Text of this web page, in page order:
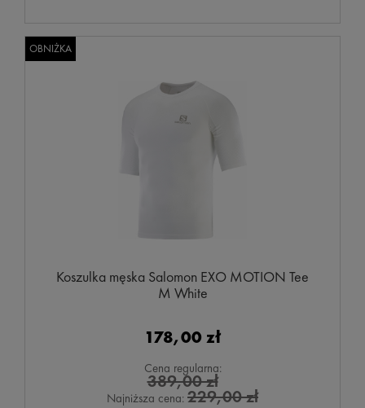
Koszulka męska Salomon EXO MOTION Tee
M White
178,00 zł
Cena regularna:
389,00 zł
Najniższa cena: 229,00 zł
OBNIŻKA